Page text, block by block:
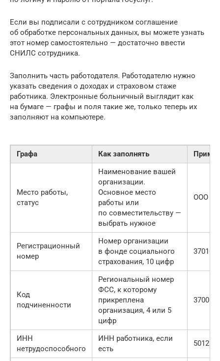
Если вы подписали с сотрудником соглашение
об обработке персональных данных, вы можете узнать
этот номер самостоятельно — достаточно ввести
СНИЛС сотрудника.
Заполнить часть работодателя. Работодателю нужно
указать сведения о доходах и страховом стаже
работника. Электронные больничный выглядит как
на бумаге — графы и поля такие же, только теперь их
заполняют на компьютере.
Графа Как заполнять Пример
Место работы,
статус
Наименование вашей
организации.
Основное место
работы или
по совместительству —
выбрать нужное
ООО
Регистрационный
номер
Номер организации
в фонде социального
страхования, 10 цифр
Код
подчиненности
Региональный номер
ФСС, к которому
прикреплена
организация, 4 или 5
цифр
37001
ИНН
нетрудоспособного
ИНН работника, если
есть